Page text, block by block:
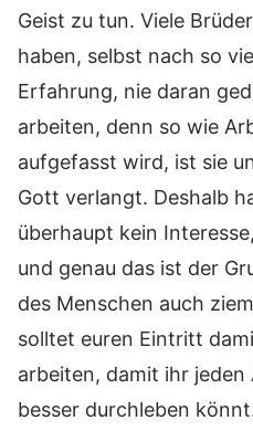
Geist zu tun. Viele
haben, selbst nach so
Erfahrung, nie daran
arbeiten, denn so wie
aufgefasst wird, ist sie
Gott verlangt. Deshalb
überhaupt kein
und genau das ist der
des Menschen auch
solltet euren Eintritt
arbeiten, damit ihr
besser durchleben